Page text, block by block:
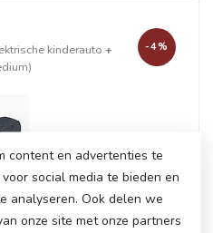
kinderauto +
-4%
content en advertenties te
social media te bieden en
analyseren. Ook delen we
onze site met onze partners